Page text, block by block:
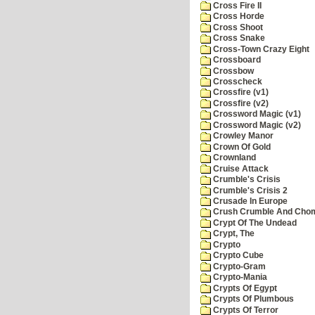
Cross Fire II
Cross Horde
Cross Shoot
Cross Snake
Cross-Town Crazy Eight
Crossboard
Crossbow
Crosscheck
Crossfire (v1)
Crossfire (v2)
Crossword Magic (v1)
Crossword Magic (v2)
Crowley Manor
Crown Of Gold
Crownland
Cruise Attack
Crumble's Crisis
Crumble's Crisis 2
Crusade In Europe
Crush Crumble And
Crypt Of The Undead
Crypt, The
Crypto
Crypto Cube
Crypto-Gram
Crypto-Mania
Crypts Of Egypt
Crypts Of Plumbous
Crypts Of Terror